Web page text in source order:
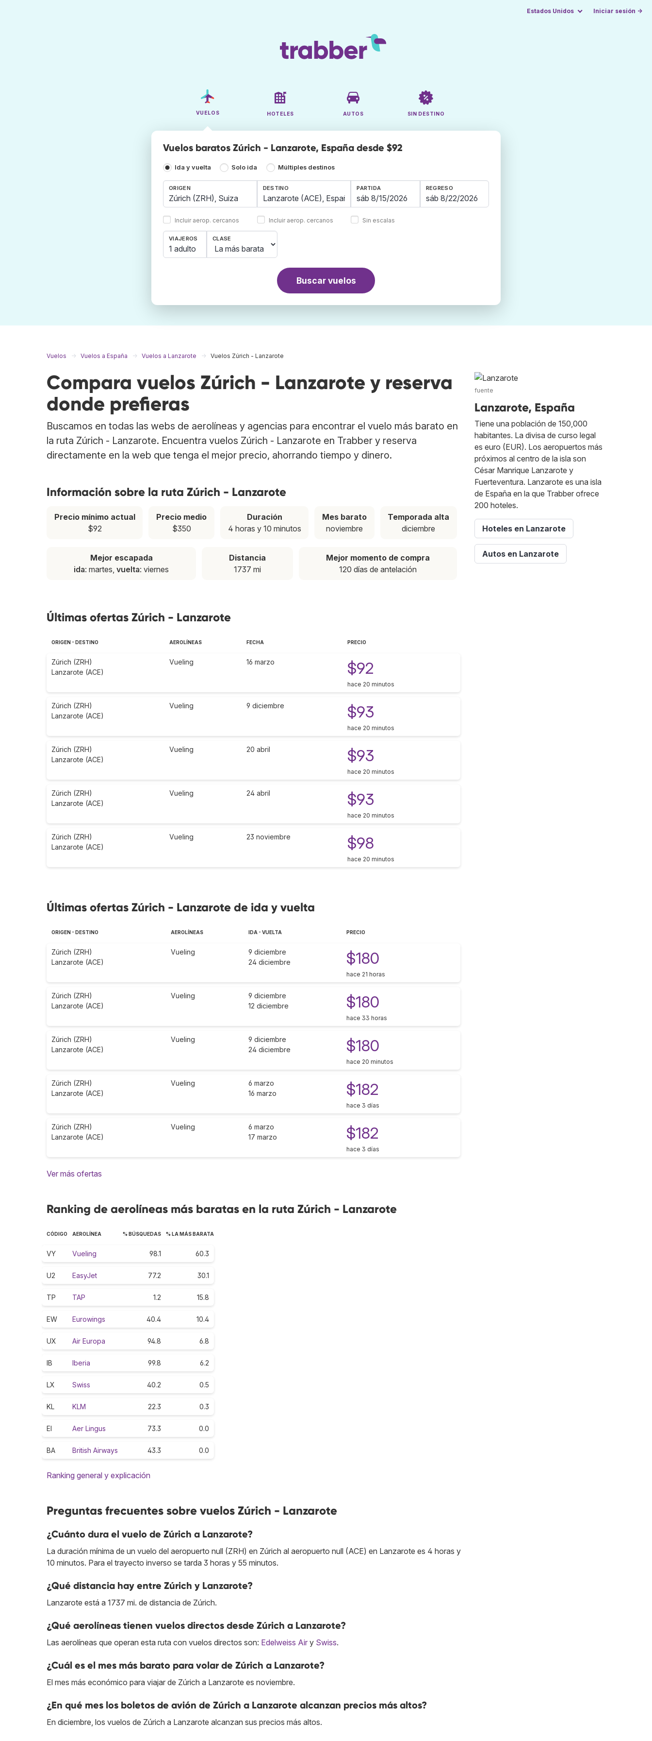
Estados Unidos Iniciar sesión →
VUELOS HOTELES AUTOS SIN DESTINO
Vuelos baratos Zúrich - Lanzarote, España desde $92
Ida y vuelta Solo ida Múltiples destinos
ORIGEN
Incluir aerop. cercanos
DESTINO
Incluir aerop. cercanos
PARTIDA REGRESO
Sin escalas
VIAJEROS
1 adulto
CLASE
Buscar vuelos
Vuelos Vuelos a España Vuelos a Lanzarote Vuelos Zúrich - Lanzarote
Compara vuelos Zúrich - Lanzarote y reserva
donde prefieras
Buscamos en todas las webs de aerolíneas y agencias para encontrar el vuelo más barato en
la ruta Zúrich - Lanzarote. Encuentra vuelos Zúrich - Lanzarote en Trabber y reserva
directamente en la web que tenga el mejor precio, ahorrando tiempo y dinero.
Información sobre la ruta Zúrich - Lanzarote
Precio mínimo actual
$92
Precio medio
$350
Duración
4 horas y 10 minutos
Mes barato
noviembre
Temporada alta
diciembre
Mejor escapada
ida: martes, vuelta: viernes
Distancia
1737 mi
Mejor momento de compra
120 días de antelación
Últimas ofertas Zúrich - Lanzarote
ORIGEN - DESTINO AEROLÍNEAS FECHA PRECIO
Zúrich (ZRH)
Lanzarote (ACE)
Vueling 16 marzo $92
hace 20 minutos
Zúrich (ZRH)
Lanzarote (ACE)
Vueling 9 diciembre $93
hace 20 minutos
Zúrich (ZRH)
Lanzarote (ACE)
Vueling 20 abril $93
hace 20 minutos
Zúrich (ZRH)
Lanzarote (ACE)
Vueling 24 abril $93
hace 20 minutos
Zúrich (ZRH)
Lanzarote (ACE)
Vueling 23 noviembre $98
hace 20 minutos
Últimas ofertas Zúrich - Lanzarote de ida y vuelta
ORIGEN - DESTINO AEROLÍNEAS IDA - VUELTA PRECIO
Zúrich (ZRH)
Lanzarote (ACE)
Vueling
9 diciembre
24 diciembre
$180
hace 21 horas
Zúrich (ZRH)
Lanzarote (ACE)
Vueling
9 diciembre
12 diciembre
$180
hace 33 horas
Zúrich (ZRH)
Lanzarote (ACE)
Vueling
9 diciembre
24 diciembre
$180
hace 20 minutos
Zúrich (ZRH)
Lanzarote (ACE)
Vueling
6 marzo
16 marzo
$182
hace 3 días
Zúrich (ZRH)
Lanzarote (ACE)
Vueling
6 marzo
17 marzo
$182
hace 3 días
Ver más ofertas
Ranking de aerolíneas más baratas en la ruta Zúrich - Lanzarote
CÓDIGO AEROLÍNEA % BÚSQUEDAS % LA MÁS BARATA
VY Vueling 98.1 60.3
U2 EasyJet 77.2 30.1
TP TAP 1.2 15.8
EW Eurowings 40.4 10.4
UX Air Europa 94.8 6.8
IB Iberia 99.8 6.2
LX Swiss 40.2 0.5
KL KLM 22.3 0.3
EI Aer Lingus 73.3 0.0
BA British Airways 43.3 0.0
Ranking general y explicación
Preguntas frecuentes sobre vuelos Zúrich - Lanzarote
¿Cuánto dura el vuelo de Zúrich a Lanzarote?
La duración mínima de un vuelo del aeropuerto null (ZRH) en Zúrich al aeropuerto null (ACE) en Lanzarote es 4 horas y
10 minutos. Para el trayecto inverso se tarda 3 horas y 55 minutos.
¿Qué distancia hay entre Zúrich y Lanzarote?
Lanzarote está a 1737 mi. de distancia de Zúrich.
¿Qué aerolíneas tienen vuelos directos desde Zúrich a Lanzarote?
Las aerolíneas que operan esta ruta con vuelos directos son: Edelweiss Air y Swiss.
¿Cuál es el mes más barato para volar de Zúrich a Lanzarote?
El mes más económico para viajar de Zúrich a Lanzarote es noviembre.
¿En qué mes los boletos de avión de Zúrich a Lanzarote alcanzan precios más altos?
En diciembre, los vuelos de Zúrich a Lanzarote alcanzan sus precios más altos.
fuente
Lanzarote, España
Tiene una población de 150,000
habitantes. La divisa de curso legal
es euro (EUR). Los aeropuertos más
próximos al centro de la isla son
César Manrique Lanzarote y
Fuerteventura. Lanzarote es una isla
de España en la que Trabber ofrece
200 hoteles.
Hoteles en Lanzarote
Autos en Lanzarote